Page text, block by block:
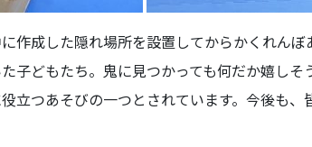
作成した隠れ場所を設置してからかくれん
子どもたち。鬼に見つかっても何だか嬉し
立つあそびの一つとされています。今後も